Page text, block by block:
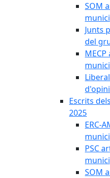
SOM
Junts
del
Escrits
2025
ERC-
PSC
SOM